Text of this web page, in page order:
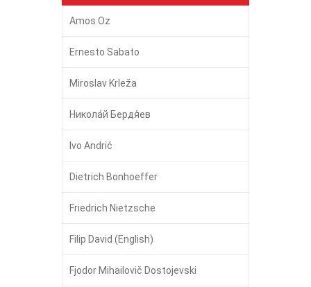
Amos Oz
Ernesto Sabato
Miroslav Krleža
Никола́й Бердя́ев
Ivo Andrić
Dietrich Bonhoeffer
Friedrich Nietzsche
Filip David (English)
Fjodor Mihailovič Dostojevski